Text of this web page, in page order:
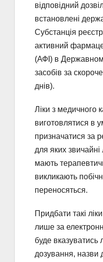
відповідний
встановлені
Субстанція
активний
(АФІ) в
засобів за
днів).
Ліки з медичного
виготовлятися в
призначатися за
для яких звичайні
мають
викликають
переносяться.
Придбати такі
лише за
буде вказуватись
дозування, назви